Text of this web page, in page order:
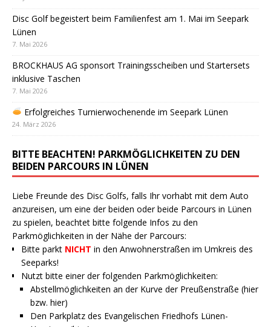
Disc Golf begeistert beim Familienfest am 1. Mai im Seepark
Lünen
7. Mai 2026
BROCKHAUS AG sponsort Trainingsscheiben und Startersets
inklusive Taschen
7. Mai 2026
Erfolgreiches Turnierwochenende im Seepark Lünen
24. März 2026
BITTE BEACHTEN! PARKMÖGLICHKEITEN ZU DEN
BEIDEN PARCOURS IN LÜNEN
Liebe Freunde des Disc Golfs, falls Ihr vorhabt mit dem Auto
anzureisen, um eine der beiden oder beide Parcours in Lünen
zu spielen, beachtet bitte folgende Infos zu den
Parkmöglichkeiten in der Nähe der Parcours:
Bitte parkt NICHT in den Anwohnerstraßen im Umkreis des
Seeparks!
Nutzt bitte einer der folgenden Parkmöglichkeiten:
Abstellmöglichkeiten an der Kurve der Preußenstraße (hier
bzw. hier)
Den Parkplatz des Evangelischen Friedhofs Lünen-